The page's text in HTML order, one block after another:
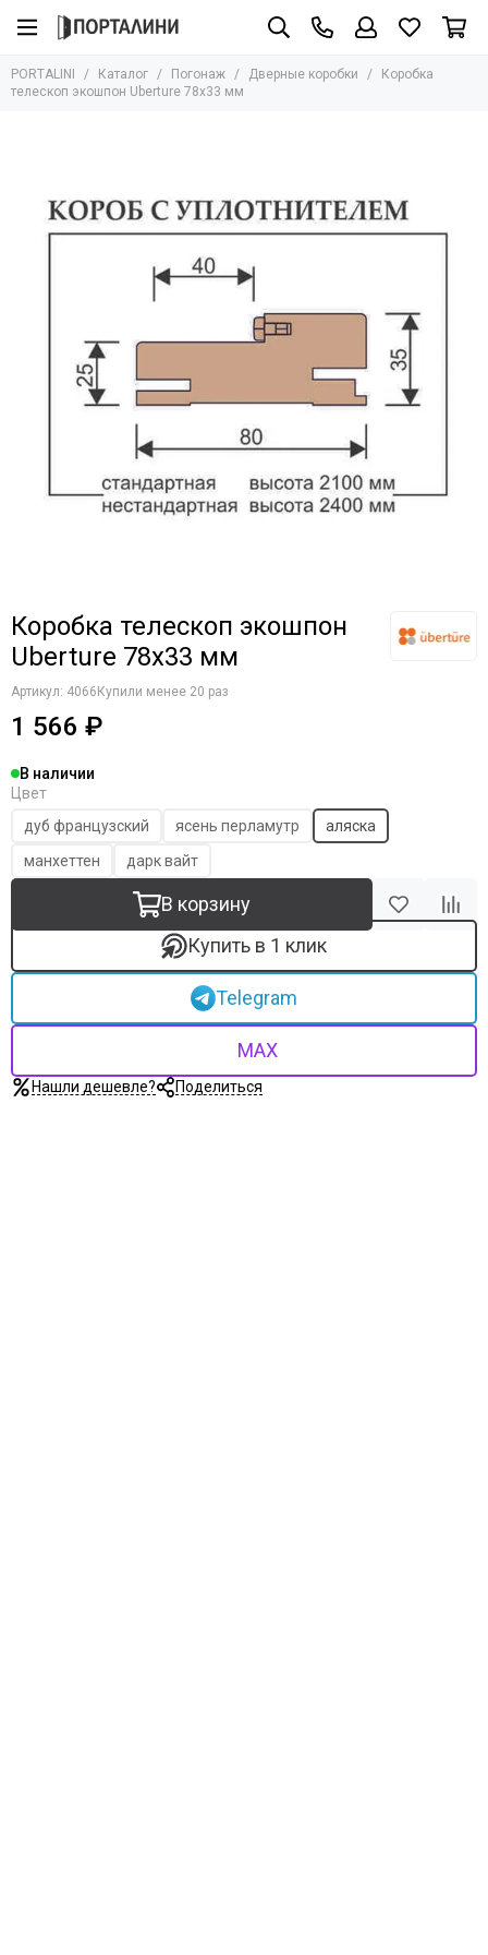
Погонаж
Все товары
Влагостойкий
PORTALINI Каталог Погонаж Дверные коробки
Коробка
телескоп экошпон Uberture 78х33 мм
Коробка телескоп экошпон
Uberture 78х33 мм
Артикул: 4066 Купили менее 20 раз
1 566 ₽
В наличии
Цвет
дуб французский
ясень перламутр
аляска
манхеттен
дарк вайт
В корзину
Купить в 1 клик
Telegram
MAX
Нашли дешевле? Поделиться